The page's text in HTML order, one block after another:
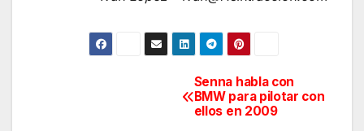
Senna habla con
BMW para pilotar con
ellos en 2009